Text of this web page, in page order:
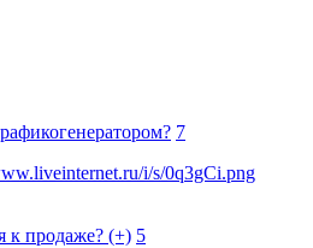
7
i/s/0q3gCi.png
к продаже? (+) 5